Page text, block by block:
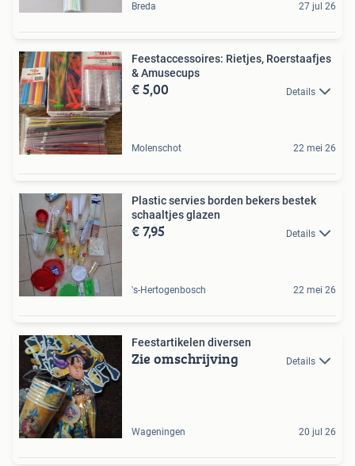
Breda 27 jul 26
Feestaccessoires: Rietjes, Roerstaafjes
& Amusecups
€ 5,00 Details
Molenschot 22 mei 26
Plastic servies borden bekers bestek
schaaltjes glazen
€ 7,95 Details
's-Hertogenbosch 22 mei 26
Feestartikelen diversen
Zie omschrijving Details
Wageningen 20 jul 26